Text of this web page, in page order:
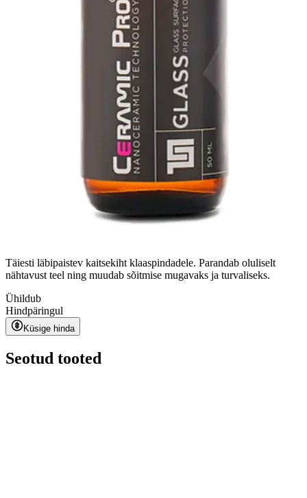
Täiesti läbipaistev kaitsekiht klaaspindadele. Parandab oluliselt
nähtavust teel ning muudab sõitmise mugavaks ja turvaliseks.
Ühildub
Hindpäringul
Küsige hinda
Seotud tooted